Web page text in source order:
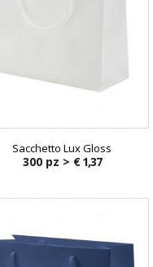
Sacchetto Lux Gloss
300 pz > € 1,37